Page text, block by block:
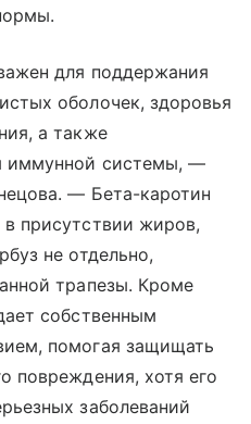
для поддержания
оболочек, здоровья
а также
иммунной системы, —
— Бета-каротин
присутствии жиров,
не отдельно,
трапезы. Кроме
собственным
помогая защищать
повреждения, хотя его
заболеваний